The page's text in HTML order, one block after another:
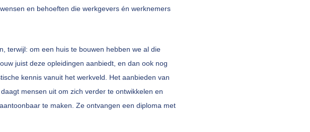
en behoeften die werkgevers én werknemers
terwijl: om een huis te bouwen hebben we al die
juist deze opleidingen aanbiedt, en dan ook nog
kennis vanuit het werkveld. Het aanbieden van
mensen uit om zich verder te ontwikkelen en
te maken. Ze ontvangen een diploma met